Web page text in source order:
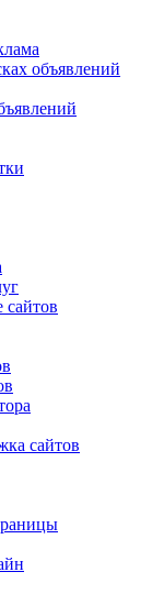
объявлений
сайтов